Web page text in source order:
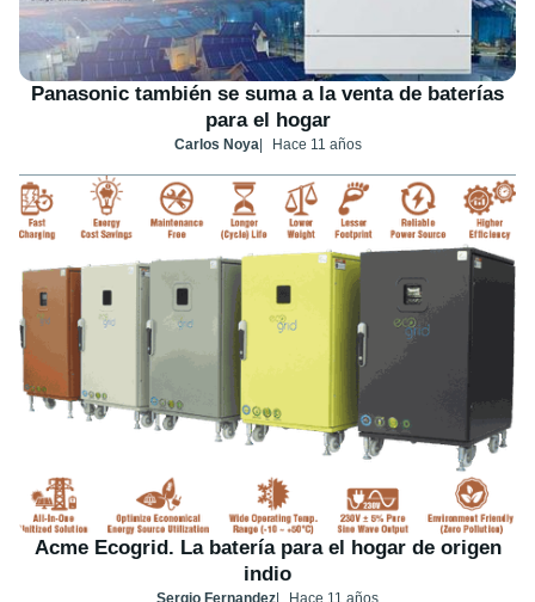
Panasonic también se suma a la venta de baterías
para el hogar
Carlos Noya Hace 11 años
Acme Ecogrid. La batería para el hogar de origen
indio
Sergio Fernandez Hace 11 años